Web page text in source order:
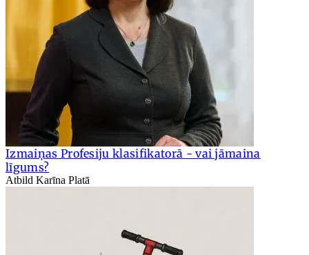
Izmaiņas Profesiju klasifikatorā - vai jāmaina
līgums?
Atbild Karīna Platā